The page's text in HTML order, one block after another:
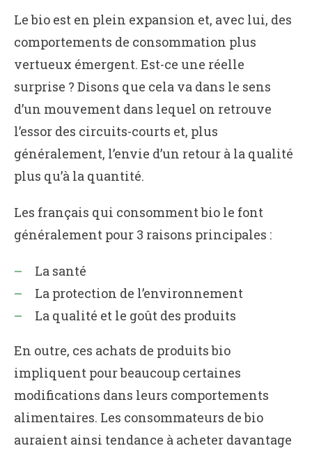
Le bio est en plein expansion et, avec lui, des
comportements de consommation plus
vertueux émergent. Est-ce une réelle
surprise ? Disons que cela va dans le sens
d’un mouvement dans lequel on retrouve
l’essor des circuits-courts et, plus
généralement, l’envie d’un retour à la qualité
plus qu’à la quantité.
Les français qui consomment bio le font
généralement pour 3 raisons principales :
La santé
La protection de l’environnement
La qualité et le goût des produits
En outre, ces achats de produits bio
impliquent pour beaucoup certaines
modifications dans leurs comportements
alimentaires. Les consommateurs de bio
auraient ainsi tendance à acheter davantage